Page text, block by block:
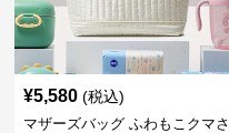
¥5,580 (税込)
マザーズバッグ ふわもこクマさ